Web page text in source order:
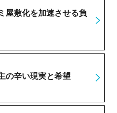
屋敷化を加速させる負
の辛い現実と希望